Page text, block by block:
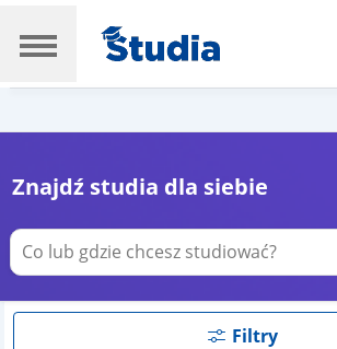
Znajdź studia dla siebie
Filtry